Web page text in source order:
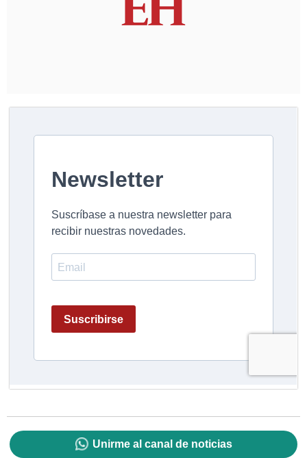
Unirme al canal de noticias